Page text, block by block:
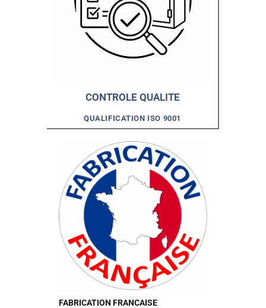
CONTROLE QUALITE
QUALIFICATION ISO 9001
FABRICATION FRANCAISE